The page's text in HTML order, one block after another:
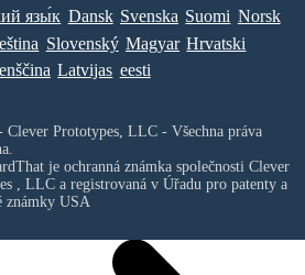
язы́к Dansk Svenska Suomi Norsk
Slovenský Magyar Hrvatski
Latvijas eesti
Prototypes, LLC - Všechna práva
je ochranná známka společnosti Clever
, LLCa registrovaná v Úřadu pro patenty a
známky USA